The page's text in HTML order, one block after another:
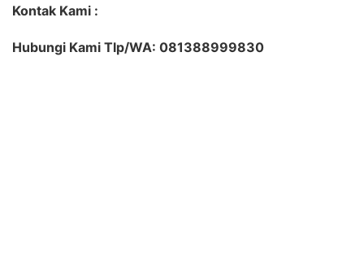
Kontak Kami :
Hubungi Kami Tlp/WA: 081388999830